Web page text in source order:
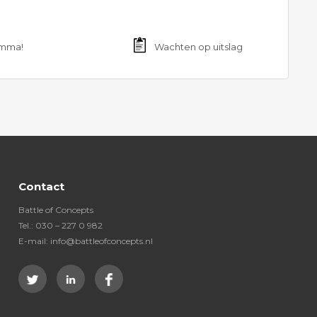
Wachten op uitslag
Contact
Battle of Concepts
Tel.: 030 – 227 0 982
E-mail: info@battleofconcepts.nl